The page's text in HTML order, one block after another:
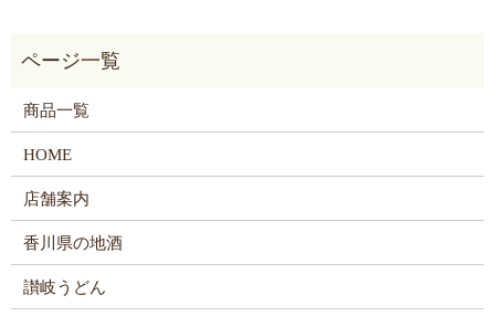
商品一覧
HOME
店舗案内
香川県の地酒
讃岐うどん